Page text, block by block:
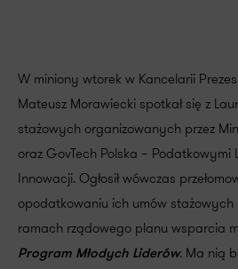
W miniony wtorek w Kancelarii
Mateusz Morawiecki spotkał się z
stażowych organizowanych przez
oraz GovTech Polska – Podatkowymi
Innowacji. Ogłosił wówczas
opodatkowaniu ich umów
ramach rządowego planu wsparcia
Program Młodych Liderów. Ma nią